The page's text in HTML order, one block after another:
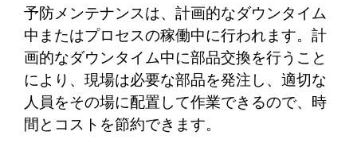
予防メンテナンスは、計画的なダウンタイム
中またはプロセスの稼働中に行われます。計
画的なダウンタイム中に部品交換を行うこと
により、現場は必要な部品を発注し、適切な
人員をその場に配置して作業できるので、時
間とコストを節約できます。